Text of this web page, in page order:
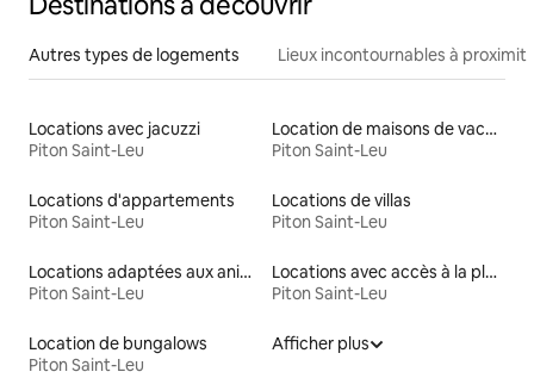
Autres types de logements Lieux incontournables à
Locations avec jacuzzi
Piton Saint-Leu
Location de maisons de vacances
Piton Saint-Leu
Locations d'appartements
Piton Saint-Leu
Locations de villas
Piton Saint-Leu
Locations adaptées aux animaux
Piton Saint-Leu
Locations avec accès à la plage
Piton Saint-Leu
Location de bungalows
Piton Saint-Leu
Afficher plus